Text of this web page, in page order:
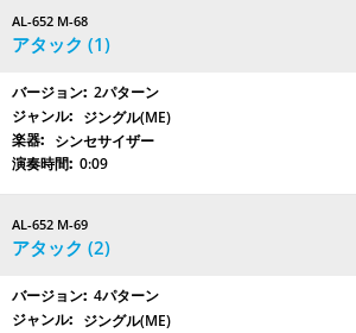
AL-652 M-68
アタック (1)
2パターン
ジングル(ME)
シンセサイザー
0:09
AL-652 M-69
アタック (2)
4パターン
ジングル(ME)